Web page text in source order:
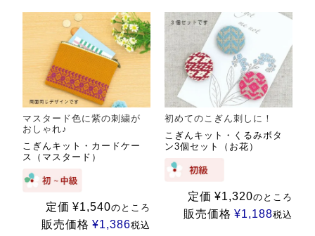
マスタード色に紫の刺繍が
おしゃれ♪
こぎんキット・カードケー
ス（マスタード）
定価 ¥1,540のところ
販売価格 ¥1,386税込
初めてのこぎん刺しに！
こぎんキット・くるみボタ
ン3個セット（お花）
定価 ¥1,320のところ
販売価格 ¥1,188税込